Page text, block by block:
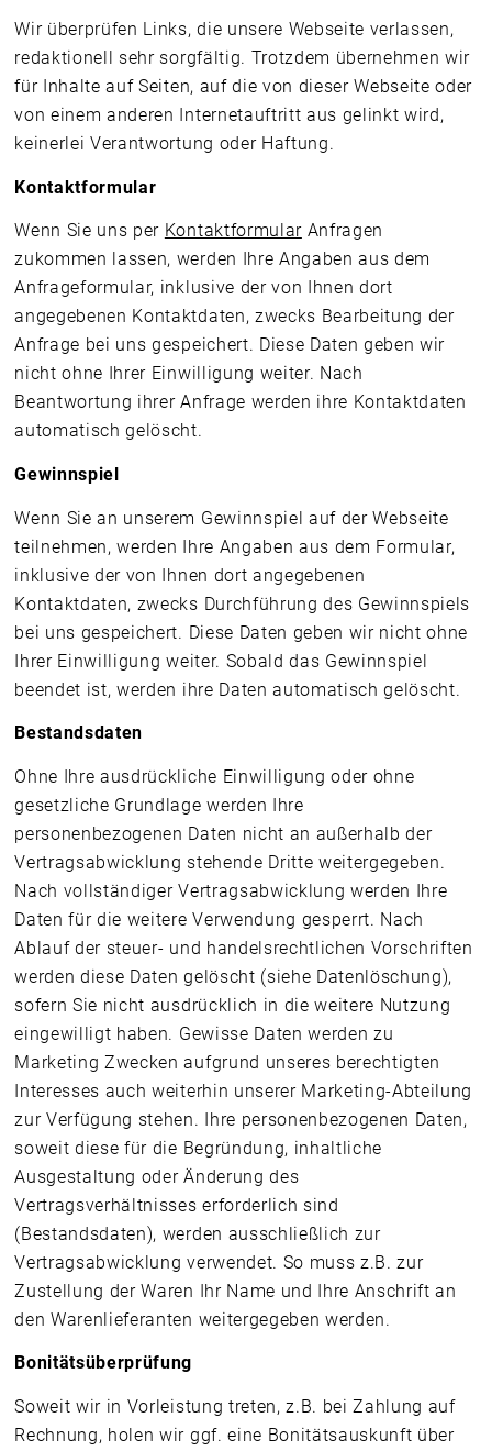
Wir überprüfen Links, die unsere Webseite verlassen,
redaktionell sehr sorgfältig. Trotzdem übernehmen wir
für Inhalte auf Seiten, auf die von dieser Webseite oder
von einem anderen Internetauftritt aus gelinkt wird,
keinerlei Verantwortung oder Haftung.
Kontaktformular
Wenn Sie uns per KontaktformularAnfragen
zukommen lassen, werden Ihre Angaben aus dem
Anfrageformular, inklusive der von Ihnen dort
angegebenen Kontaktdaten, zwecks Bearbeitung der
Anfrage bei uns gespeichert. Diese Daten geben wir
nicht ohne Ihrer Einwilligung weiter. Nach
Beantwortung ihrer Anfrage werden ihre Kontaktdaten
automatisch gelöscht.
Gewinnspiel
Wenn Sie an unserem Gewinnspiel auf der Webseite
teilnehmen, werden Ihre Angaben aus dem Formular,
inklusive der von Ihnen dort angegebenen
Kontaktdaten, zwecks Durchführung des Gewinnspiels
bei uns gespeichert. Diese Daten geben wir nicht ohne
Ihrer Einwilligung weiter. Sobald das Gewinnspiel
beendet ist, werden ihre Daten automatisch gelöscht.
Bestandsdaten
Ohne Ihre ausdrückliche Einwilligung oder ohne
gesetzliche Grundlage werden Ihre
personenbezogenen Daten nicht an außerhalb der
Vertragsabwicklung stehende Dritte weitergegeben.
Nach vollständiger Vertragsabwicklung werden Ihre
Daten für die weitere Verwendung gesperrt. Nach
Ablauf der steuer- und handelsrechtlichen Vorschriften
werden diese Daten gelöscht (siehe Datenlöschung),
sofern Sie nicht ausdrücklich in die weitere Nutzung
eingewilligt haben. Gewisse Daten werden zu
Marketing Zwecken aufgrund unseres berechtigten
Interesses auch weiterhin unserer Marketing-Abteilung
zur Verfügung stehen. Ihre personenbezogenen Daten,
soweit diese für die Begründung, inhaltliche
Ausgestaltung oder Änderung des
Vertragsverhältnisses erforderlich sind
(Bestandsdaten), werden ausschließlich zur
Vertragsabwicklung verwendet. So muss z.B. zur
Zustellung der Waren Ihr Name und Ihre Anschrift an
den Warenlieferanten weitergegeben werden.
Bonitätsüberprüfung
Soweit wir in Vorleistung treten, z.B. bei Zahlung auf
Rechnung, holen wir ggf. eine Bonitätsauskunft über